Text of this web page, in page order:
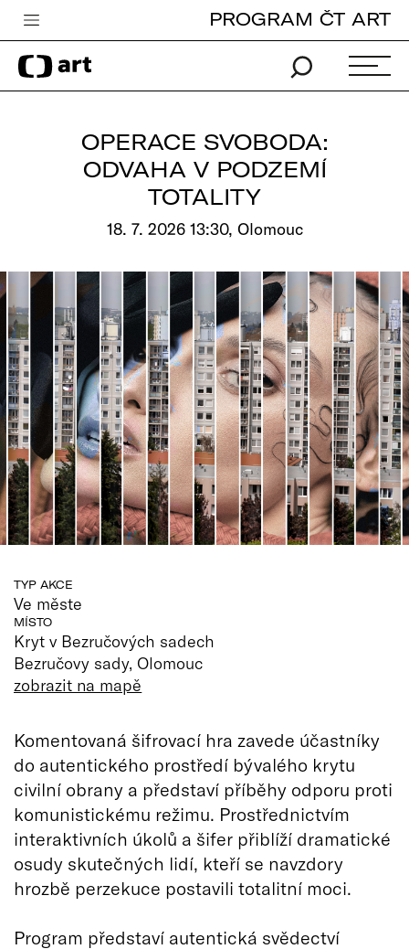
Česká televize
Zpravodajství
edu
Vše o ČT
PROGRAM ČT ART
OPERACE SVOBODA:
ODVAHA V PODZEMÍ
TOTALITY
18. 7. 2026 13:30, Olomouc
TYP AKCE
Ve měste
MÍSTO
Kryt v Bezručových sadech
Bezručovy sady, Olomouc
zobrazit na mapě
Komentovaná šifrovací hra zavede účastníky
do autentického prostředí bývalého krytu
civilní obrany a představí příběhy odporu proti
komunistickému režimu. Prostřednictvím
interaktivních úkolů a šifer přiblíží dramatické
osudy skutečných lidí, kteří se navzdory
hrozbě perzekuce postavili totalitní moci.
Program představí autentická svědectví